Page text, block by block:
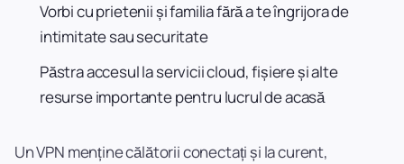
Vorbi cu prietenii și familia fără a te îngrijora de
intimitate sau securitate
Păstra accesul la servicii cloud, fișiere și alte
resurse importante pentru lucrul de acasă
Un VPN menține călătorii conectați și la curent,